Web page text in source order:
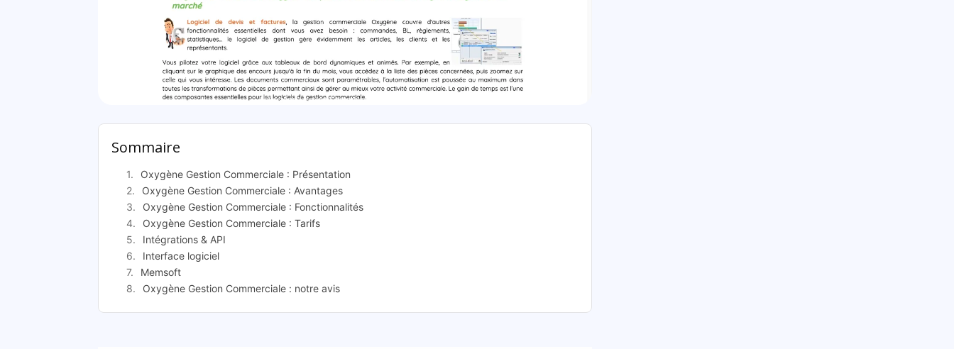
Oxygène Gestion Commerciale: présentation
Sommaire
Oxygène Gestion Commerciale : Présentation
Oxygène Gestion Commerciale : Avantages
Oxygène Gestion Commerciale : Fonctionnalités
Oxygène Gestion Commerciale : Tarifs
Intégrations & API
Interface logiciel
Memsoft
Oxygène Gestion Commerciale : notre avis